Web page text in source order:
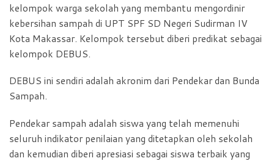
kelompok warga sekolah yang membantu mengordinir
kebersihan sampah di UPT SPF SD Negeri Sudirman IV
Kota Makassar. Kelompok tersebut diberi predikat sebagai
kelompok DEBUS.
DEBUS ini sendiri adalah akronim dari Pendekar dan Bunda
Sampah.
Pendekar sampah adalah siswa yang telah memenuhi
seluruh indikator penilaian yang ditetapkan oleh sekolah
dan kemudian diberi apresiasi sebagai siswa terbaik yang